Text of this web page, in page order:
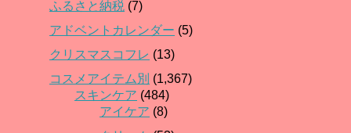
ふるさと納税 (7)
アドベントカレンダー (5)
クリスマスコフレ (13)
コスメアイテム別 (1,367)
スキンケア (484)
アイケア (8)